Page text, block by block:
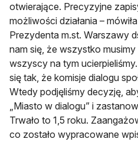
otwierające. Precyzyjne
możliwości działania –
Prezydenta m.st. Warszawy
nam się, że wszystko
wszyscy na tym
się tak, że komisje dialogu
Wtedy podjęliśmy decyzję,
„Miasto w dialogu” i
Trwało to 1,5 roku.
co zostało wypracowane